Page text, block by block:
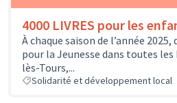
4000 LIVRES pour les
À chaque saison de l’année
pour la Jeunesse dans toutes les
lès-Tours,...
Solidarité et développement local